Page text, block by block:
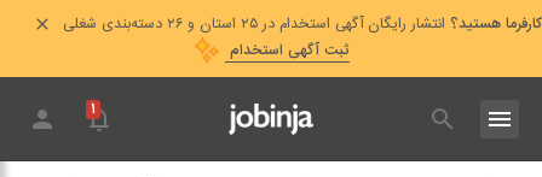
کارفرما هستید؟ انتشار رایگان آگهی استخدام در ۲۵ استان و ۲۶ دسته‌بندی شغلی
ثبت آگهی استخدام
۱